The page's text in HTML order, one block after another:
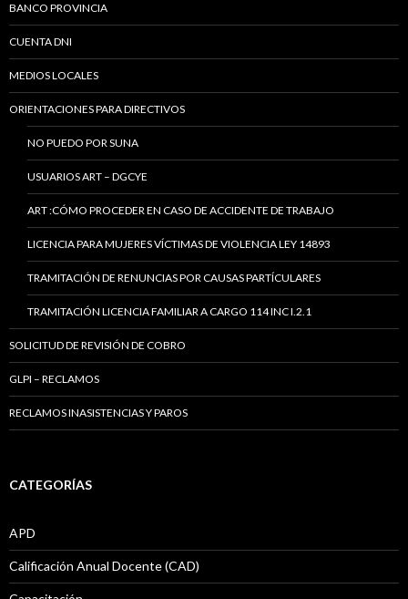
BANCO PROVINCIA
CUENTA DNI
MEDIOS LOCALES
ORIENTACIONES PARA DIRECTIVOS
NO PUEDO POR SUNA
USUARIOS ART – DGCYE
ART :CÓMO PROCEDER EN CASO DE ACCIDENTE DE TRABAJO
LICENCIA PARA MUJERES VÍCTIMAS DE VIOLENCIA LEY 14893
TRAMITACIÓN DE RENUNCIAS POR CAUSAS PARTÍCULARES
TRAMITACIÓN LICENCIA FAMILIAR A CARGO 114 INC I.2.1
SOLICITUD DE REVISIÓN DE COBRO
GLPI – RECLAMOS
RECLAMOS INASISTENCIAS Y PAROS
CATEGORÍAS
APD
Calificación Anual Docente (CAD)